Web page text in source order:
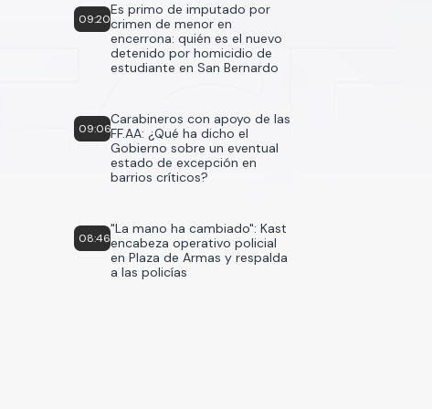
09:20
Es primo de imputado por
crimen de menor en
encerrona: quién es el nuevo
detenido por homicidio de
estudiante en San Bernardo
09:06
Carabineros con apoyo de las
FF.AA: ¿Qué ha dicho el
Gobierno sobre un eventual
estado de excepción en
barrios críticos?
08:46
"La mano ha cambiado": Kast
encabeza operativo policial
en Plaza de Armas y respalda
a las policías